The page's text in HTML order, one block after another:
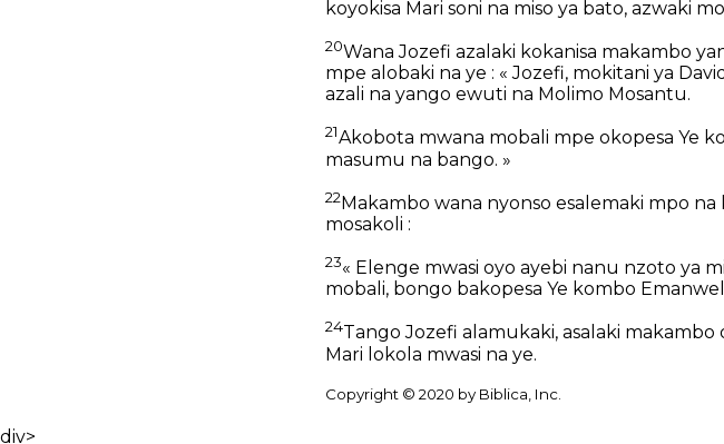
koyokisa Mari soni na miso ya bato, azwaki
20Wana Jozefi azalaki kokanisa makambo
mpe alobaki na ye : « Jozefi, mokitani ya
azali na yango ewuti na Molimo Mosantu.
21Akobota mwana mobali mpe okopesa Ye
masumu na bango. »
22Makambo wana nyonso esalemaki mpo
mosakoli :
23« Elenge mwasi oyo ayebi nanu nzoto ya
mobali, bongo bakopesa Ye kombo
24Tango Jozefi alamukaki, asalaki
Mari lokola mwasi na ye.
Copyright © 2020 by Biblica, Inc.
div>